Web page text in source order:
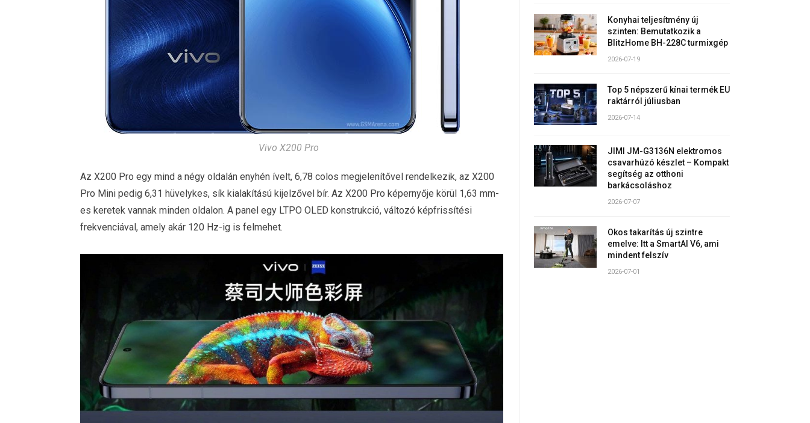
Vivo X200 Pro
Az X200 Pro egy mind a négy oldalán enyhén ívelt, 6,78 colos megjelenítővel rendelkezik, az X200
Pro Mini pedig 6,31 hüvelykes, sík kialakítású kijelzővel bír. Az X200 Pro képernyője körül 1,63 mm-
es keretek vannak minden oldalon. A panel egy LTPO OLED konstrukció, változó képfrissítési
frekvenciával, amely akár 120 Hz-ig is felmehet.
Konyhai teljesítmény új
szinten: Bemutatkozik a
BlitzHome BH-228C turmixgép
2026-07-19
Top 5 népszerű kínai termék EU
raktárról júliusban
2026-07-14
JIMI JM-G3136N elektromos
csavarhúzó készlet – Kompakt
segítség az otthoni
barkácsoláshoz
2026-07-07
Okos takarítás új szintre
emelve: Itt a SmartAI V6, ami
mindent felszív
2026-07-01